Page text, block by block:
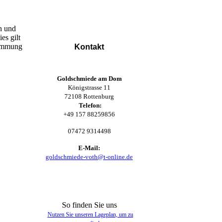
und
gilt
Kontakt
Goldschmiede am Dom
Königstrasse 11
72108 Rottenburg
Telefon:
+49 157 88259856
07472 9314498
E-Mail:
goldschmiede-voth@t-online.de
So finden Sie uns
Nutzen Sie unseren La­ge­plan, um zu